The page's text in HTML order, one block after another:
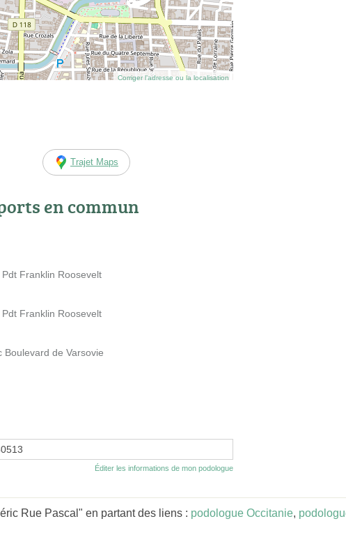
Corriger l’adresse ou la localisation
Trajet Maps
en commun
Franklin Roosevelt
Franklin Roosevelt
Boulevard de Varsovie
Éditer les informations de mon podologue
Rue Pascal" en partant des liens : podologue Occitanie,